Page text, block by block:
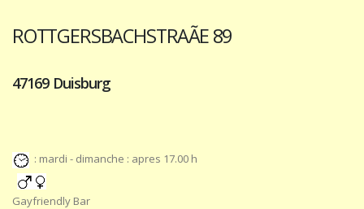
ROTTGERSBACHSTRAÃE 89
47169 Duisburg
: mardi - dimanche : apres 17.00 h
Gayfriendly Bar